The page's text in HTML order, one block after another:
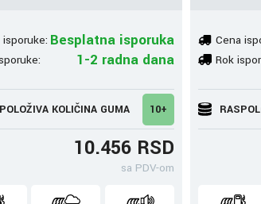
isporuke: Besplatna isporuka
1-2 radna dana
KOLIČINA GUMA 10+
10.456 RSD
sa PDV-om
Cena
Rok